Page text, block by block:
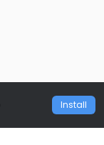
Install